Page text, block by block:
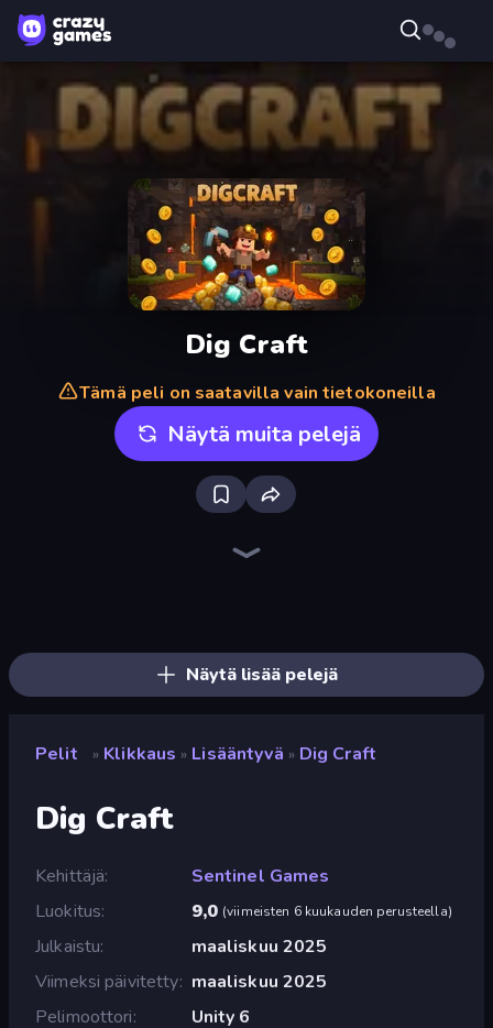
Dig Craft
Tämä peli on saatavilla vain tietokoneilla
Näytä muita pelejä
Näytä lisää pelejä
Pelit » Klikkaus » Lisääntyvä » Dig Craft
Dig Craft
Kehittäjä
Sentinel Games
Luokitus
9,0 (viimeisten 6 kuukauden perusteella)
Julkaistu
maaliskuu 2025
Viimeksi päivitetty maaliskuu 2025
Pelimoottori
Unity 6